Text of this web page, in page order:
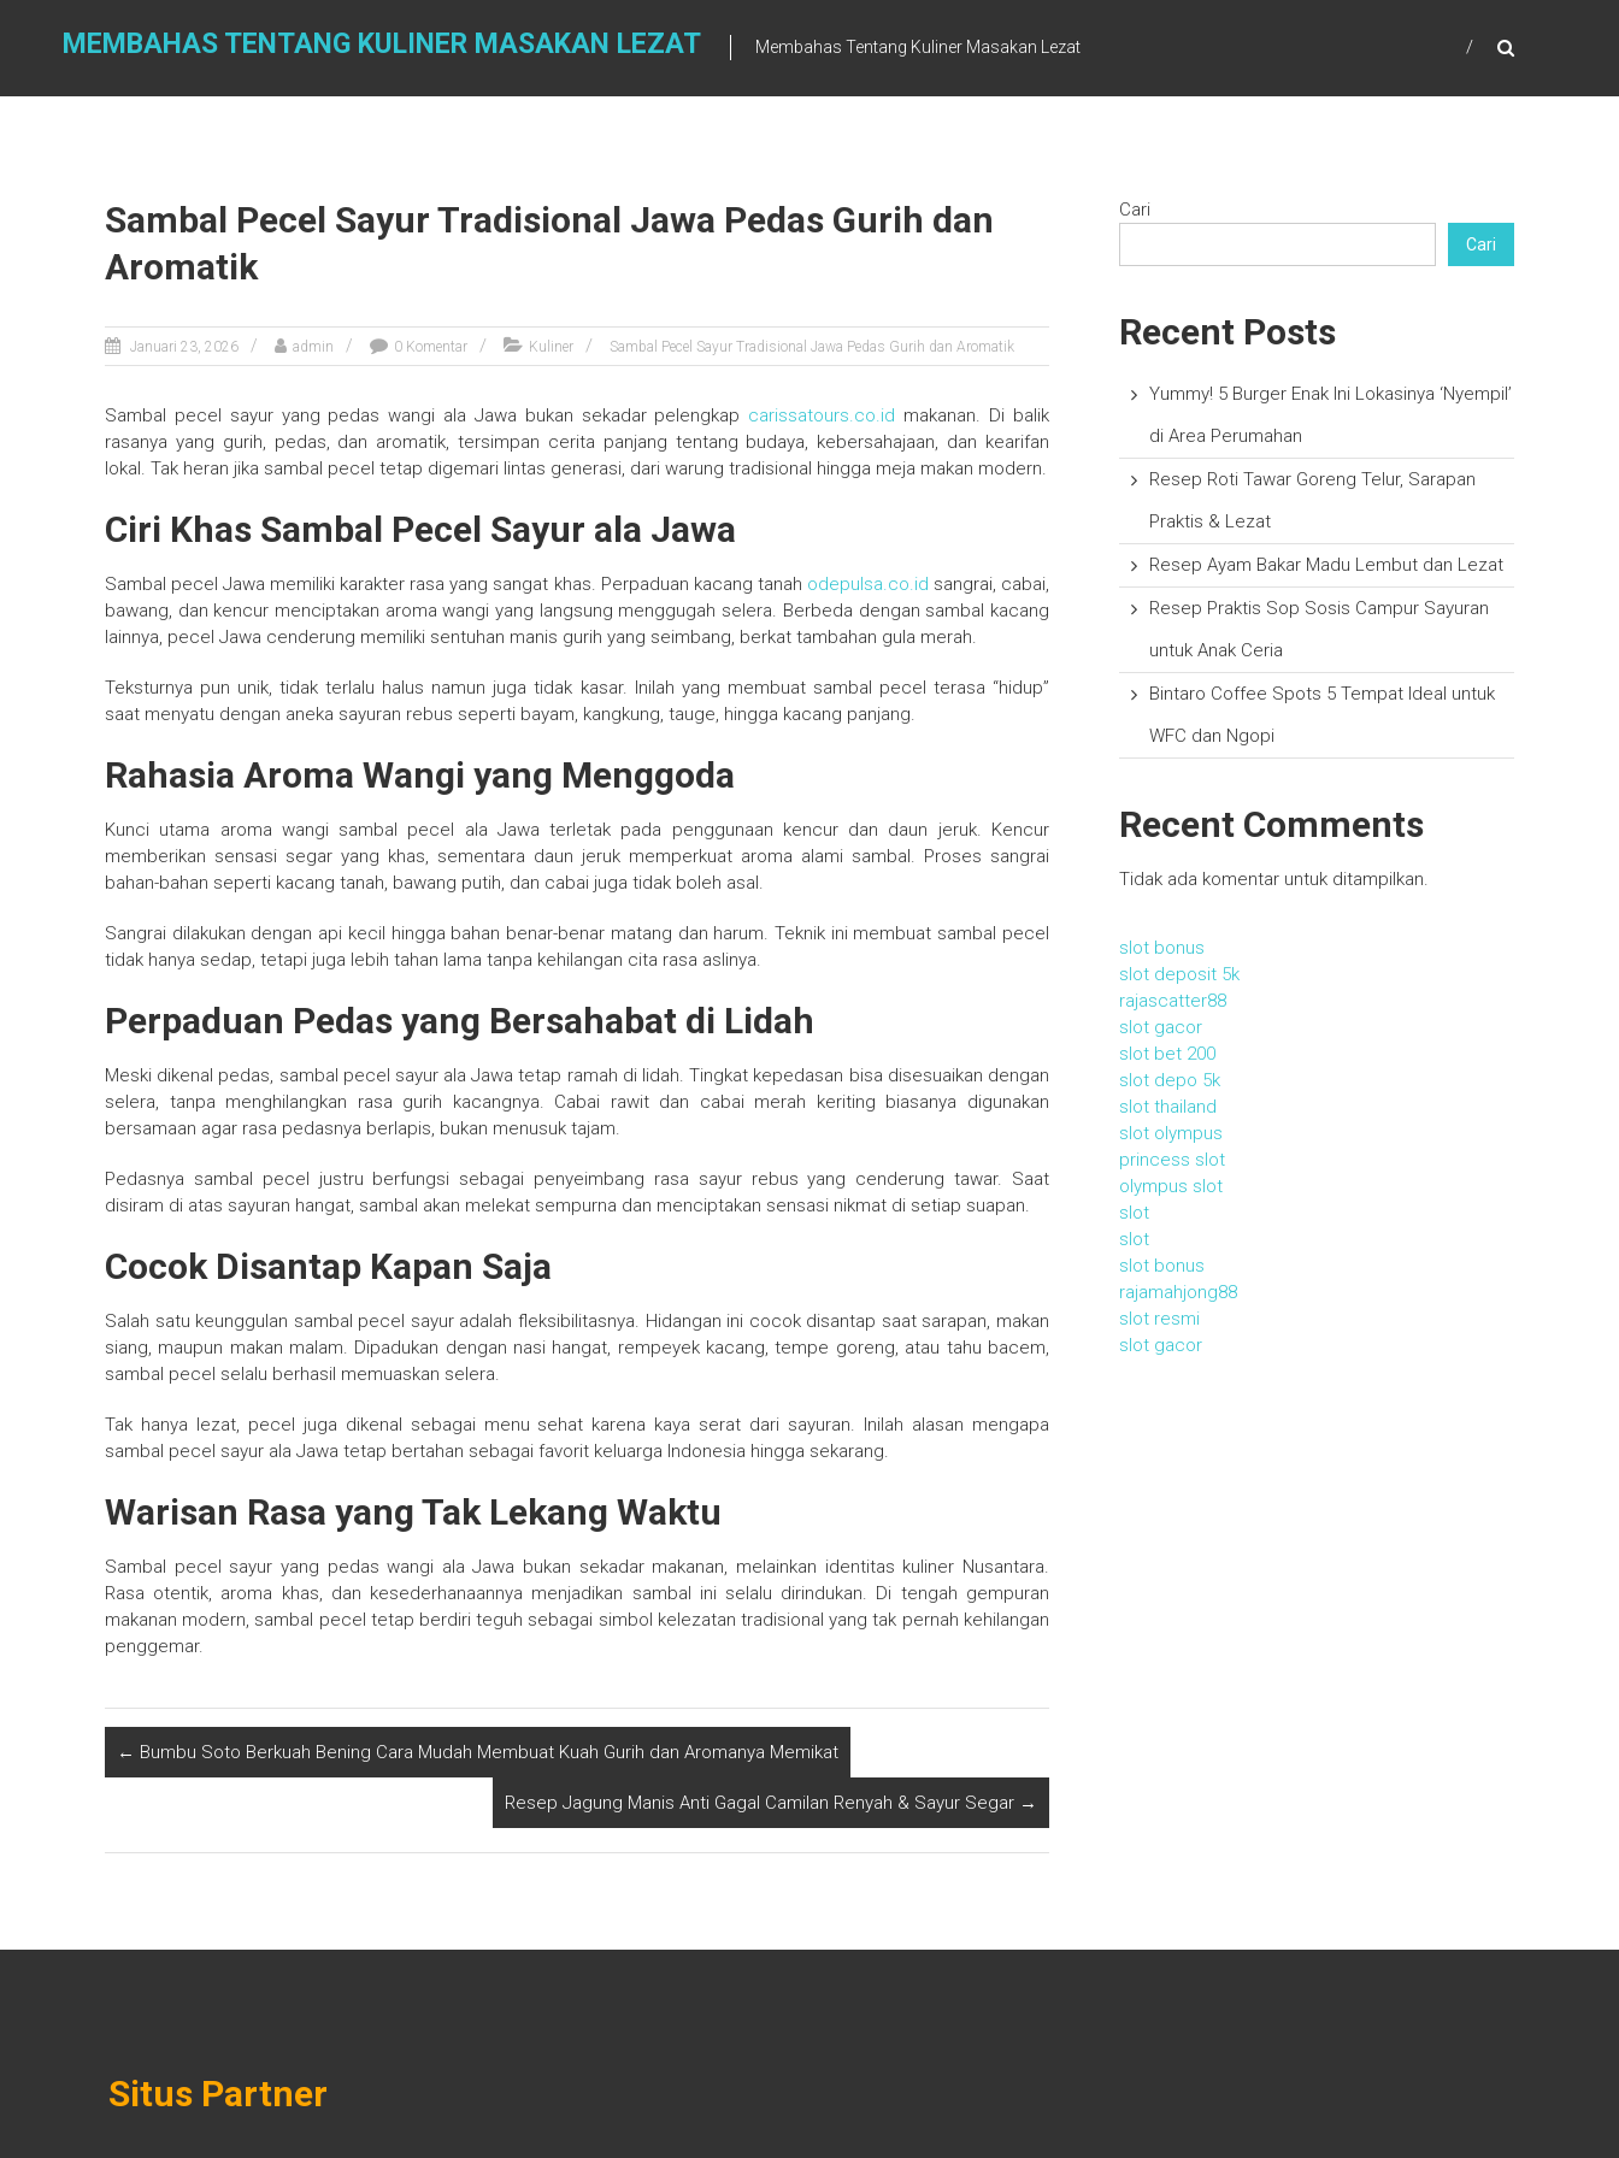
MEMBAHAS TENTANG KULINER MASAKAN LEZAT Membahas Tentang Kuliner Masakan Lezat
Sambal Pecel Sayur Tradisional Jawa Pedas Gurih dan
Aromatik
Januari 23, 2026 admin 0 Komentar Kuliner Sambal Pecel Sayur Tradisional Jawa Pedas Gurih dan Aromatik
Sambal pecel sayur yang pedas wangi ala Jawa bukan sekadar pelengkap carissatours.co.id makanan. Di balik
rasanya yang gurih, pedas, dan aromatik, tersimpan cerita panjang tentang budaya, kebersahajaan, dan kearifan
lokal. Tak heran jika sambal pecel tetap digemari lintas generasi, dari warung tradisional hingga meja makan modern.
Ciri Khas Sambal Pecel Sayur ala Jawa
Sambal pecel Jawa memiliki karakter rasa yang sangat khas. Perpaduan kacang tanah odepulsa.co.id sangrai, cabai,
bawang, dan kencur menciptakan aroma wangi yang langsung menggugah selera. Berbeda dengan sambal kacang
lainnya, pecel Jawa cenderung memiliki sentuhan manis gurih yang seimbang, berkat tambahan gula merah.
Teksturnya pun unik, tidak terlalu halus namun juga tidak kasar. Inilah yang membuat sambal pecel terasa “hidup”
saat menyatu dengan aneka sayuran rebus seperti bayam, kangkung, tauge, hingga kacang panjang.
Rahasia Aroma Wangi yang Menggoda
Kunci utama aroma wangi sambal pecel ala Jawa terletak pada penggunaan kencur dan daun jeruk. Kencur
memberikan sensasi segar yang khas, sementara daun jeruk memperkuat aroma alami sambal. Proses sangrai
bahan-bahan seperti kacang tanah, bawang putih, dan cabai juga tidak boleh asal.
Sangrai dilakukan dengan api kecil hingga bahan benar-benar matang dan harum. Teknik ini membuat sambal pecel
tidak hanya sedap, tetapi juga lebih tahan lama tanpa kehilangan cita rasa aslinya.
Perpaduan Pedas yang Bersahabat di Lidah
Meski dikenal pedas, sambal pecel sayur ala Jawa tetap ramah di lidah. Tingkat kepedasan bisa disesuaikan dengan
selera, tanpa menghilangkan rasa gurih kacangnya. Cabai rawit dan cabai merah keriting biasanya digunakan
bersamaan agar rasa pedasnya berlapis, bukan menusuk tajam.
Pedasnya sambal pecel justru berfungsi sebagai penyeimbang rasa sayur rebus yang cenderung tawar. Saat
disiram di atas sayuran hangat, sambal akan melekat sempurna dan menciptakan sensasi nikmat di setiap suapan.
Cocok Disantap Kapan Saja
Salah satu keunggulan sambal pecel sayur adalah fleksibilitasnya. Hidangan ini cocok disantap saat sarapan, makan
siang, maupun makan malam. Dipadukan dengan nasi hangat, rempeyek kacang, tempe goreng, atau tahu bacem,
sambal pecel selalu berhasil memuaskan selera.
Tak hanya lezat, pecel juga dikenal sebagai menu sehat karena kaya serat dari sayuran. Inilah alasan mengapa
sambal pecel sayur ala Jawa tetap bertahan sebagai favorit keluarga Indonesia hingga sekarang.
Warisan Rasa yang Tak Lekang Waktu
Sambal pecel sayur yang pedas wangi ala Jawa bukan sekadar makanan, melainkan identitas kuliner Nusantara.
Rasa otentik, aroma khas, dan kesederhanaannya menjadikan sambal ini selalu dirindukan. Di tengah gempuran
makanan modern, sambal pecel tetap berdiri teguh sebagai simbol kelezatan tradisional yang tak pernah kehilangan
penggemar.
← Bumbu Soto Berkuah Bening Cara Mudah Membuat Kuah Gurih dan Aromanya Memikat
Resep Jagung Manis Anti Gagal Camilan Renyah & Sayur Segar →
Cari
Cari
Recent Posts
Yummy! 5 Burger Enak Ini Lokasinya ‘Nyempil’
di Area Perumahan
Resep Roti Tawar Goreng Telur, Sarapan
Praktis & Lezat
Resep Ayam Bakar Madu Lembut dan Lezat
Resep Praktis Sop Sosis Campur Sayuran
untuk Anak Ceria
Bintaro Coffee Spots 5 Tempat Ideal untuk
WFC dan Ngopi
Recent Comments
Tidak ada komentar untuk ditampilkan.
slot bonus
slot deposit 5k
rajascatter88
slot gacor
slot bet 200
slot depo 5k
slot thailand
slot olympus
princess slot
olympus slot
slot
slot
slot bonus
rajamahjong88
slot resmi
slot gacor
Situs Partner